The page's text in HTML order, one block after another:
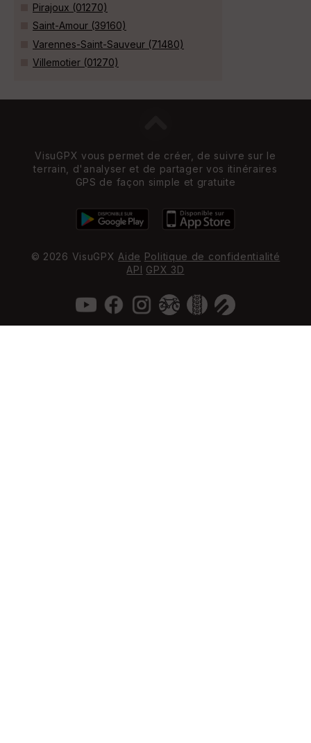
Pirajoux (01270)
Saint-Amour (39160)
Varennes-Saint-Sauveur (71480)
Villemotier (01270)
VisuGPX vous permet de créer, de suivre sur le
terrain, d'analyser et de partager vos itinéraires
GPS de façon simple et gratuite
© 2026 VisuGPXAide Politique de confidentialité
API GPX 3D